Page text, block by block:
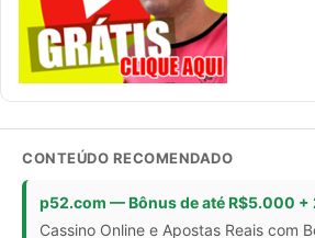
CONTEÚDO RECOMENDADO
p52.com — Bônus de até R$5.000
Cassino Online e Apostas Reais com